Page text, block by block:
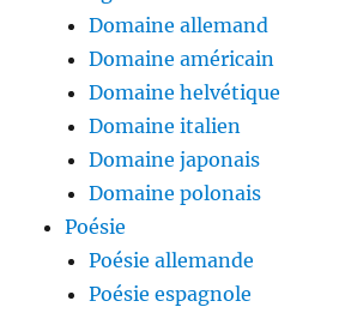
Domaine allemand
Domaine américain
Domaine helvétique
Domaine italien
Domaine japonais
Domaine polonais
Poésie
Poésie allemande
Poésie espagnole